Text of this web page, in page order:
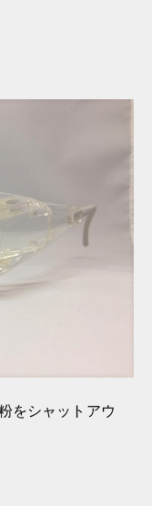
をシャットアウ